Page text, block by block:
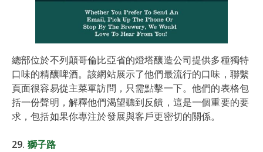
總部位於不列顛哥倫比亞省的燈塔釀造公司提供多種獨特
口味的精釀啤酒。該網站展示了他們最流行的口味，聯繫
頁面很容易從主菜單訪問，只需點擊一下。他們的表格包
括一份聲明，解釋他們渴望聽到反饋，這是一個重要的要
求，包括如果你專注於發展與客戶更密切的關係。
29. 獅子路